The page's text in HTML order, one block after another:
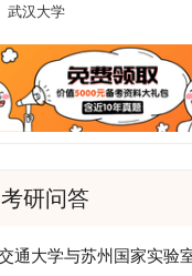
武汉大学
考研问答